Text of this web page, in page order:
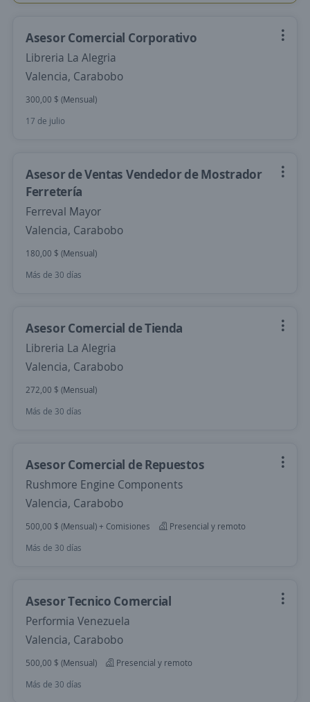
Asesor Comercial Corporativo
Libreria La Alegria
Valencia, Carabobo
300,00 $ (Mensual)
17 de julio
Asesor de Ventas Vendedor de Mostrador
Ferretería
Ferreval Mayor
Valencia, Carabobo
180,00 $ (Mensual)
Más de 30 días
Asesor Comercial de Tienda
Libreria La Alegria
Valencia, Carabobo
272,00 $ (Mensual)
Más de 30 días
Asesor Comercial de Repuestos
Rushmore Engine Components
Valencia, Carabobo
500,00 $ (Mensual) + Comisiones
Presencial y remoto
Más de 30 días
Asesor Tecnico Comercial
Performia Venezuela
Valencia, Carabobo
500,00 $ (Mensual)
Presencial y remoto
Más de 30 días